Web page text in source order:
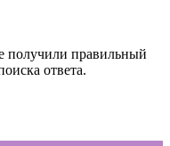
получили правильный
ответа.